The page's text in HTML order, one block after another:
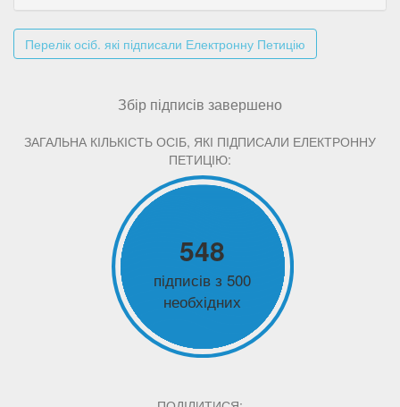
Перелік осіб. які підписали Електронну Петицію
Збір підписів завершено
ЗАГАЛЬНА КІЛЬКІСТЬ ОСІБ, ЯКІ ПІДПИСАЛИ ЕЛЕКТРОННУ
ПЕТИЦІЮ:
548
підписів з 500
необхідних